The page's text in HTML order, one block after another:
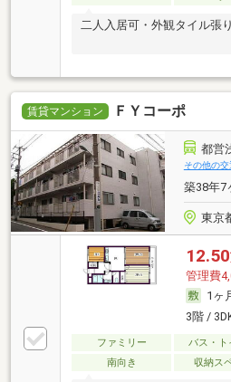
二人入居可・外観タイル張
賃貸マンション ＦＹコーポ
都営
その他の交
築38年7
東京
12.50
管理費
1ヶ
3階 /
ファミリー バス・ト
南向き
収納ス